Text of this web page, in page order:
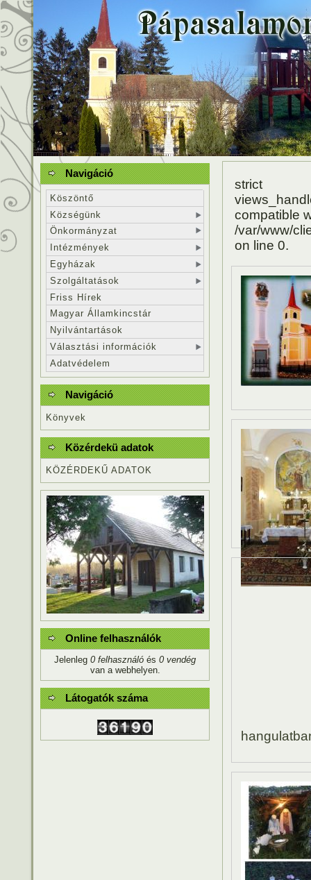
strict
compatible
/var/www/
on line 0.
Navigáció
Köszöntő
Községünk
Önkormányzat
Intézmények
Egyházak
Szolgáltatások
Friss Hírek
Magyar Államkincstár
Nyilvántartások
Választási információk
Adatvédelem
Navigáció
Könyvek
Közérdekü adatok
KÖZÉRDEKŰ ADATOK
Online felhasználók
Jelenleg 0 felhasználó és 0 vendég
van a webhelyen.
Látogatók száma